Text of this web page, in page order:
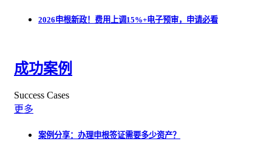
2026申根新政！费用上调15%+电子预审，申请必看
成功案例
Success Cases
更多
案例分享：办理申根签证需要多少资产？